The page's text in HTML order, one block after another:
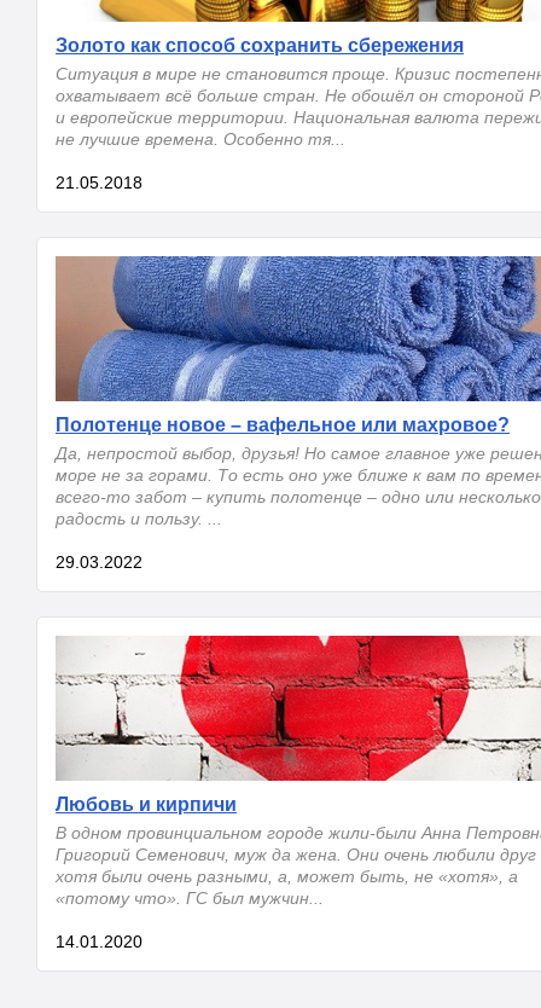
Золото как способ сохранить сбережения
Ситуация в мире не становится проще. Кризис
охватывает всё больше стран. Не обошёл он стороной
и европейские территории. Национальная валюта
не лучшие времена. Особенно тя...
21.05.2018
Полотенце новое – вафельное или махровое?
Да, непростой выбор, друзья! Но самое главное уже
море не за горами. То есть оно уже ближе к вам по
всего-то забот – купить полотенце – одно или
радость и пользу. ...
29.03.2022
Любовь и кирпичи
В одном провинциальном городе жили-были Анна
Григорий Семенович, муж да жена. Они очень любили друг
хотя были очень разными, а, может быть, не «хотя», а
«потому что». ГС был мужчин...
14.01.2020